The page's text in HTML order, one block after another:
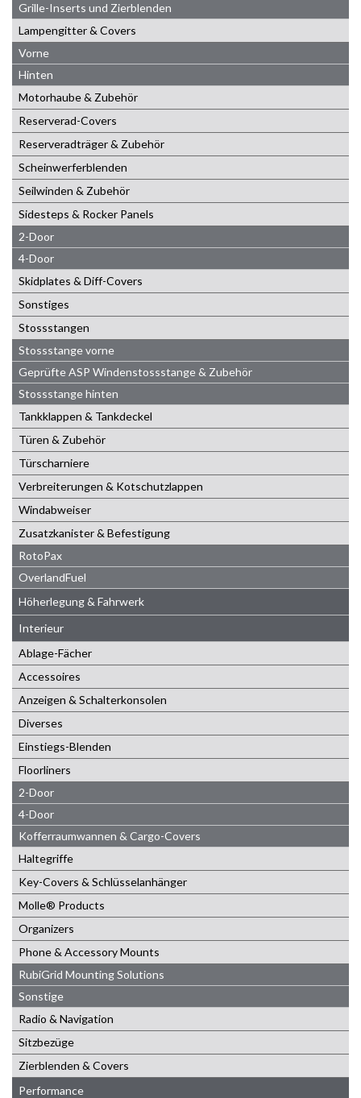
Grille-Inserts und Zierblenden
Lampengitter & Covers
Vorne
Hinten
Motorhaube & Zubehör
Reserverad-Covers
Reserveradträger & Zubehör
Scheinwerferblenden
Seilwinden & Zubehör
Sidesteps & Rocker Panels
2-Door
4-Door
Skidplates & Diff-Covers
Sonstiges
Stossstangen
Stossstange vorne
Geprüfte ASP Windenstossstange & Zubehör
Stossstange hinten
Tankklappen & Tankdeckel
Türen & Zubehör
Türscharniere
Verbreiterungen & Kotschutzlappen
Windabweiser
Zusatzkanister & Befestigung
RotoPax
OverlandFuel
Höherlegung & Fahrwerk
Interieur
Ablage-Fächer
Accessoires
Anzeigen & Schalterkonsolen
Diverses
Einstiegs-Blenden
Floorliners
2-Door
4-Door
Kofferraumwannen & Cargo-Covers
Haltegriffe
Key-Covers & Schlüsselanhänger
Molle® Products
Organizers
Phone & Accessory Mounts
RubiGrid Mounting Solutions
Sonstige
Radio & Navigation
Sitzbezüge
Zierblenden & Covers
Performance